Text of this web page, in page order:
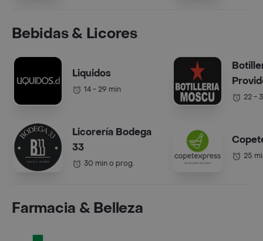
Bebidas & Licores
Liquidos
14 - 29 min
Licorería Bodega
33
30 min o prog.
22 -
25
Farmacia & Belleza